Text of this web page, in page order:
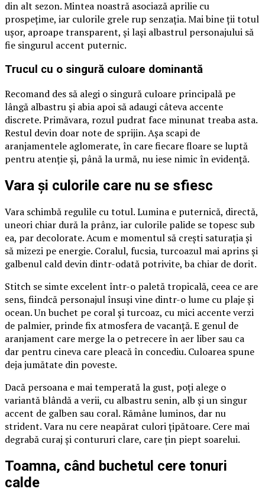
din alt sezon. Mintea noastră asociază aprilie cu
prospețime, iar culorile grele rup senzația. Mai bine ții totul
ușor, aproape transparent, și lași albastrul personajului să
fie singurul accent puternic.
Trucul cu o singură culoare dominantă
Recomand des să alegi o singură culoare principală pe
lângă albastru și abia apoi să adaugi câteva accente
discrete. Primăvara, rozul pudrat face minunat treaba asta.
Restul devin doar note de sprijin. Așa scapi de
aranjamentele aglomerate, în care fiecare floare se luptă
pentru atenție și, până la urmă, nu iese nimic în evidență.
Vara și culorile care nu se sfiesc
Vara schimbă regulile cu totul. Lumina e puternică, directă,
uneori chiar dură la prânz, iar culorile palide se topesc sub
ea, par decolorate. Acum e momentul să crești saturația și
să mizezi pe energie. Coralul, fucsia, turcoazul mai aprins și
galbenul cald devin dintr-odată potrivite, ba chiar de dorit.
Stitch se simte excelent într-o paletă tropicală, ceea ce are
sens, fiindcă personajul însuși vine dintr-o lume cu plaje și
ocean. Un buchet pe coral și turcoaz, cu mici accente verzi
de palmier, prinde fix atmosfera de vacanță. E genul de
aranjament care merge la o petrecere în aer liber sau ca
dar pentru cineva care pleacă în concediu. Culoarea spune
deja jumătate din poveste.
Dacă persoana e mai temperată la gust, poți alege o
variantă blândă a verii, cu albastru senin, alb și un singur
accent de galben sau coral. Rămâne luminos, dar nu
strident. Vara nu cere neapărat culori țipătoare. Cere mai
degrabă curaj și contururi clare, care țin piept soarelui.
Toamna, când buchetul cere tonuri
calde